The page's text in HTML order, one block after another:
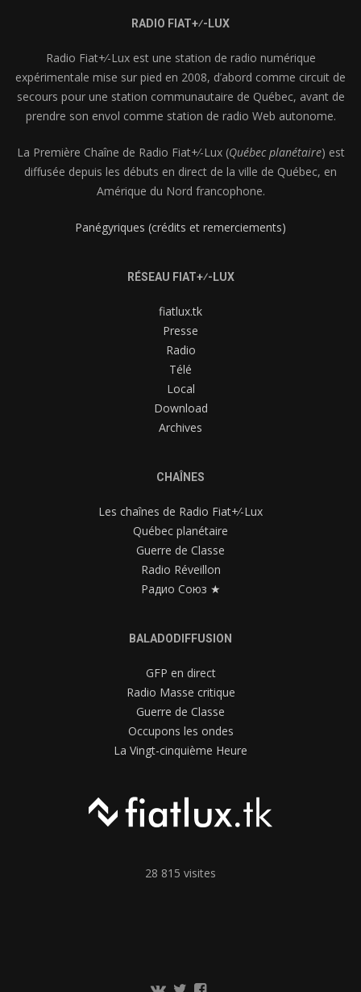
RADIO FIAT+⁄-LUX
Radio Fiat+⁄-Lux est une station de radio numérique
expérimentale mise sur pied en 2008, d’abord comme circuit de
secours pour une station communautaire de Québec, avant de
prendre son envol comme station de radio Web autonome.
La Première Chaîne de Radio Fiat+⁄-Lux (Québec planétaire) est
diffusée depuis les débuts en direct de la ville de Québec, en
Amérique du Nord francophone.
Panégyriques (crédits et remerciements)
RÉSEAU FIAT+⁄-LUX
fiatlux.tk
Presse
Radio
Télé
Local
Download
Archives
CHAÎNES
Les chaînes de Radio Fiat+⁄-Lux
Québec planétaire
Guerre de Classe
Radio Réveillon
Радио Союз ★
BALADODIFFUSION
GFP en direct
Radio Masse critique
Guerre de Classe
Occupons les ondes
La Vingt-cinquième Heure
28 815 visites
Communauté
TwitterPage